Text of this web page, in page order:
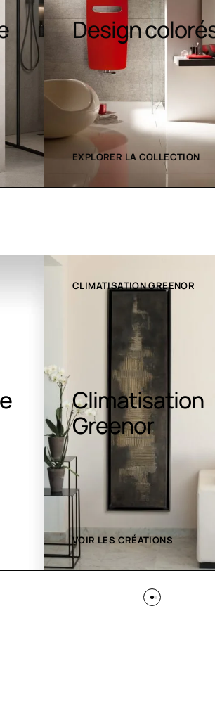
serviettes
EXPLORER LA COLLECTION
COLLECTION LT
Luminaires LED
VOIR LES CRÉATIONS